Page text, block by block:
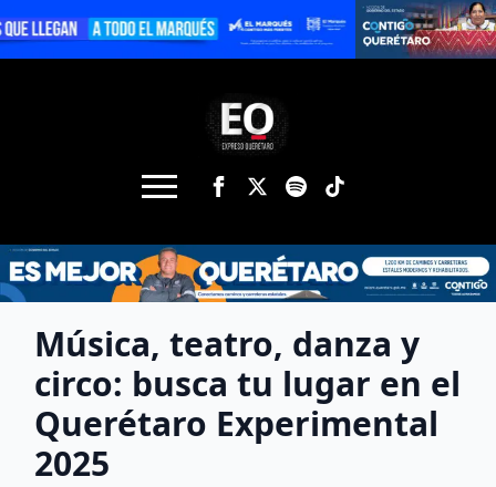
Música, teatro, danza y
circo: busca tu lugar en el
Querétaro Experimental
2025